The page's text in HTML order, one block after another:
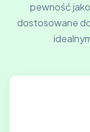
pewność
dostosowane